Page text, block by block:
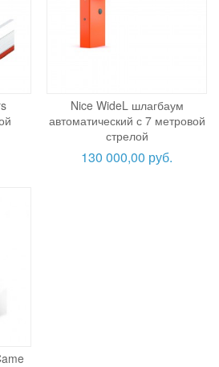
Nice WideL шлагбаум
автоматический с 7 метровой
стрелой
130 000,00 руб.